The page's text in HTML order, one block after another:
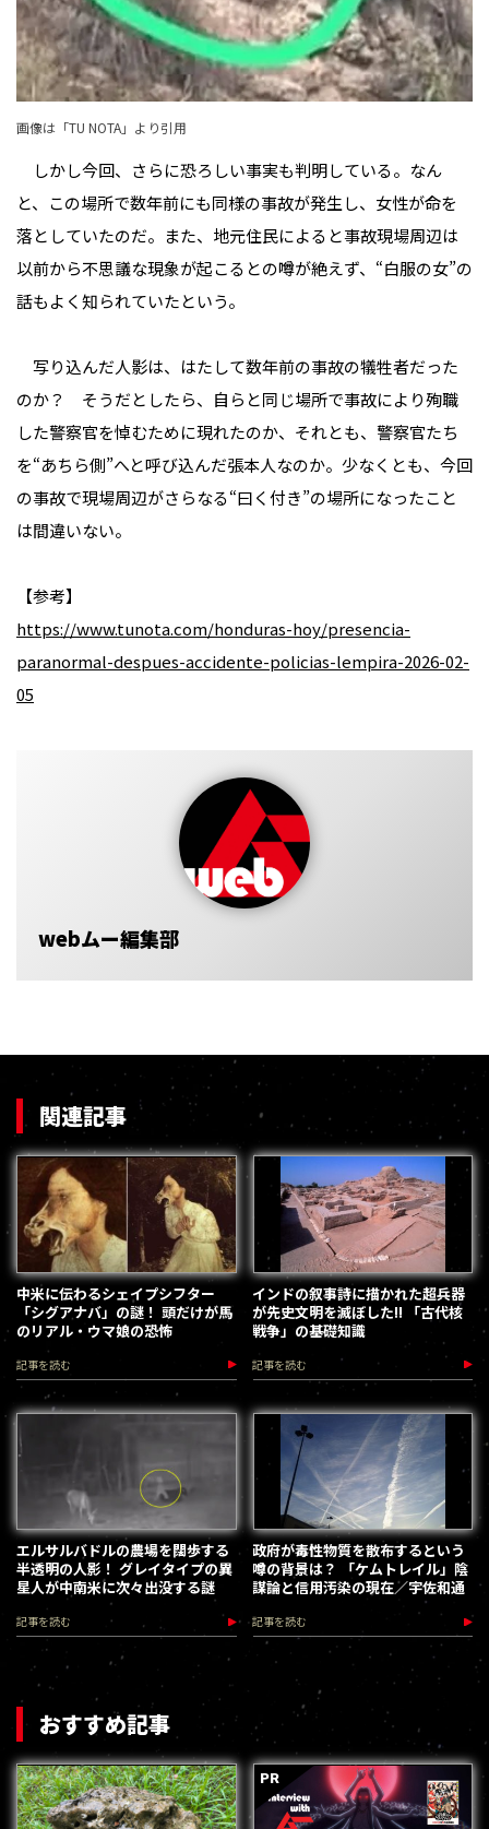
画像は「TU NOTA」より引用
しかし今回、さらに恐ろしい事実も判明している。なん
と、この場所で数年前にも同様の事故が発生し、女性が命を
落としていたのだ。また、地元住民によると事故現場周辺は
以前から不思議な現象が起こるとの噂が絶えず、“白服の女”の
話もよく知られていたという。
写り込んだ人影は、はたして数年前の事故の犠牲者だった
のか？ そうだとしたら、自らと同じ場所で事故により殉職
した警察官を悼むために現れたのか、それとも、警察官たち
を“あちら側”へと呼び込んだ張本人なのか――。少なくとも、今回
の事故で現場周辺がさらなる“曰く付き”の場所になったこと
は間違いない。
【参考】
https://www.tunota.com/honduras-hoy/presencia-
paranormal-despues-accidente-policias-lempira-2026-02-
05
webムー編集部
関連記事
中米に伝わるシェイプシフター
「シグアナバ」の謎！ 頭だけが馬
のリアル・ウマ娘の恐怖
記事を読む
インドの叙事詩に描かれた超兵器
が先史文明を滅ぼした!! 「古代核
戦争」の基礎知識
記事を読む
エルサルバドルの農場を闊歩する
半透明の人影！ グレイタイプの異
星人が中南米に次々出没する謎
記事を読む
政府が毒性物質を散布するという
噂の背景は？ 「ケムトレイル」陰
謀論と信用汚染の現在／宇佐和通
記事を読む
おすすめ記事